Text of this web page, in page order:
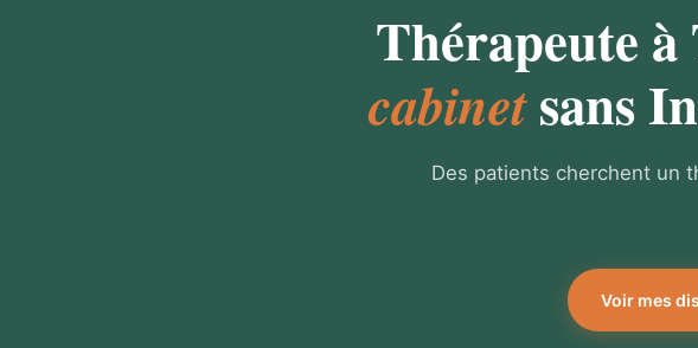
Thérapeute
cabinetsans
Des patients cherchent un
Voir mes